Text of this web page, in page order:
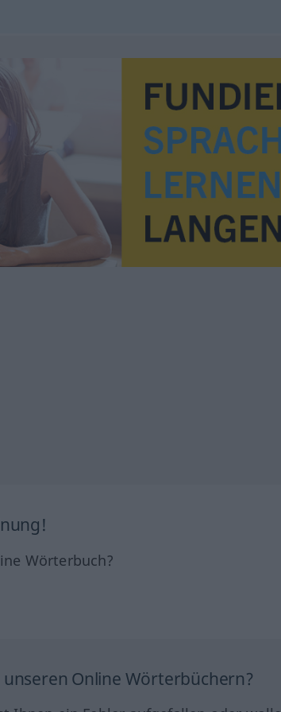
Wörterbuch?
unseren Online Wörterbüchern?